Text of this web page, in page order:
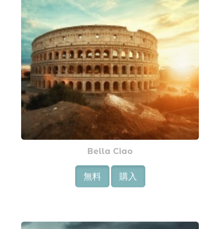
Bella Ciao
無料 購入